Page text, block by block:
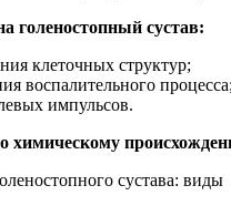
голеностопный сустав:
клеточных структур;
воспалительного процесса;
импульсов.